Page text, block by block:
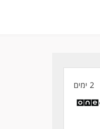
2 ימים